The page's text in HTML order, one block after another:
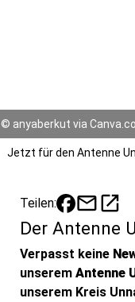
© anyaberkut via
Jetzt für den Antenne
Teilen: mailopen_in_new
Der Antenne
Verpasst keine
unserem Antenne
unserem Kreis